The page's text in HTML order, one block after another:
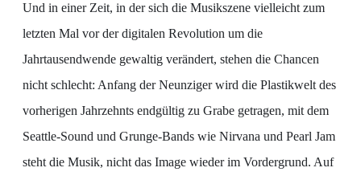
Und in einer Zeit, in der sich die Musikszene vielleicht zum
letzten Mal vor der digitalen Revolution um die
Jahrtausendwende gewaltig verändert, stehen die Chancen
nicht schlecht: Anfang der Neunziger wird die Plastikwelt des
vorherigen Jahrzehnts endgültig zu Grabe getragen, mit dem
Seattle-Sound und Grunge-Bands wie Nirvana und Pearl Jam
steht die Musik, nicht das Image wieder im Vordergrund. Auf